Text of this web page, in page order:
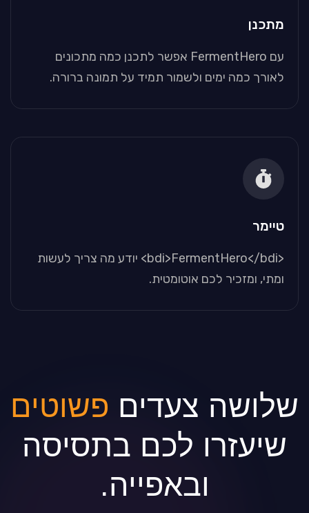
מתכנן
עם FermentHero אפשר לתכנן כמה מתכונים
לאורך כמה ימים ולשמור תמיד על תמונה ברורה.
טיימר
<bdi>FermentHero</bdi> יודע מה צריך לעשות
ומתי, ומזכיר לכם אוטומטית.
שלושה צעדים פשוטים
שיעזרו לכם בתסיסה
ובאפייה.